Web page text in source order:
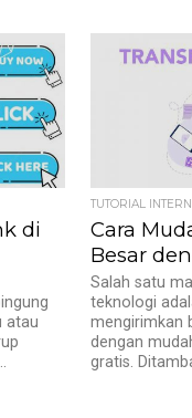
di
atau
TUTORIAL
Cara
Besar
Salah satu
teknologi
mengirimkan
dengan
gratis.